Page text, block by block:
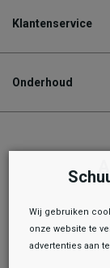
Klantenservice
Onderhoud
Wij gebruiken
onze website te
advertenties aan